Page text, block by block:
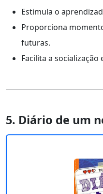
Estimula o
Proporciona
futuras.
Facilita a
5. Diário de um